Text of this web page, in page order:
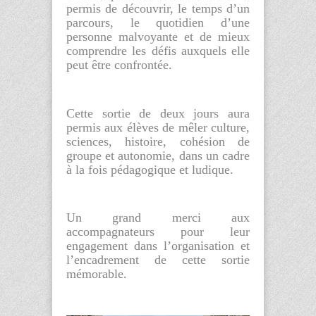
permis de découvrir, le temps d’un
parcours, le quotidien d’une
personne malvoyante et de mieux
comprendre les défis auxquels elle
peut être confrontée.
Cette sortie de deux jours aura
permis aux élèves de mêler culture,
sciences, histoire, cohésion de
groupe et autonomie, dans un cadre
à la fois pédagogique et ludique.
Un grand merci aux
accompagnateurs pour leur
engagement dans l’organisation et
l’encadrement de cette sortie
mémorable.